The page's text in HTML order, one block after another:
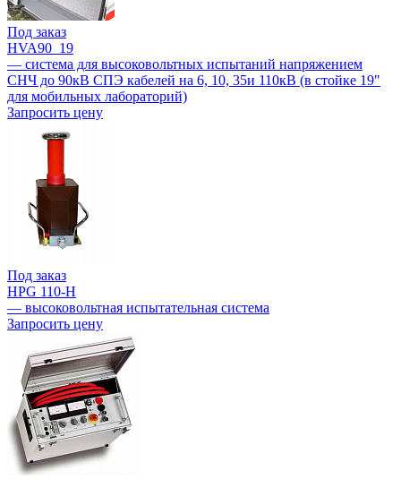
Под заказ
HVA90_19
— система для высоковольтных испытаний напряжением
СНЧ до 90кВ СПЭ кабелей на 6, 10, 35и 110кВ (в стойке 19"
для мобильных лабораторий)
Запросить цену
Под заказ
HPG 110-H
— высоковольтная испытательная система
Запросить цену